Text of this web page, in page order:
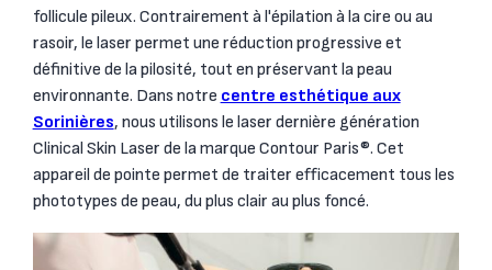
follicule pileux. Contrairement à l'épilation à la cire ou au
rasoir, le laser permet une réduction progressive et
définitive de la pilosité, tout en préservant la peau
environnante. Dans notre centre esthétique aux
Sorinières, nous utilisons le laser dernière génération
Clinical Skin Laser de la marque Contour Paris®. Cet
appareil de pointe permet de traiter efficacement tous les
phototypes de peau, du plus clair au plus foncé.